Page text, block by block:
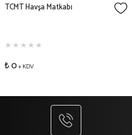
TCMT Havşa Matkabı
₺ 0+ KDV